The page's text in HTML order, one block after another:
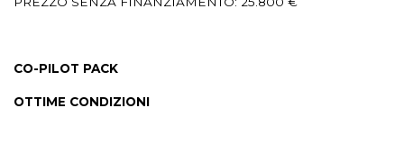
Limitatore di velocità
Navigatore Paraurti in tinta
CO-PILOT PACK
OTTIME CONDIZIONI